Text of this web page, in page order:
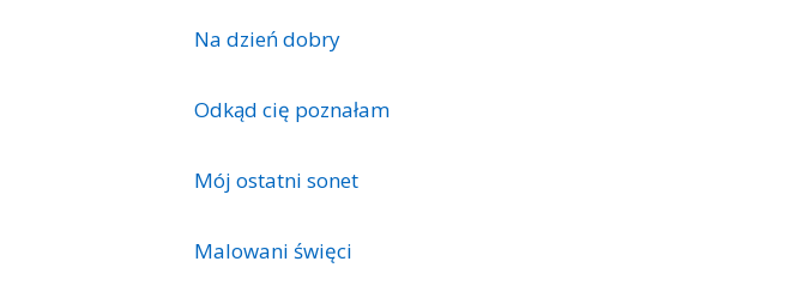
Na dzień dobry
Odkąd cię poznałam
Mój ostatni sonet
Malowani święci